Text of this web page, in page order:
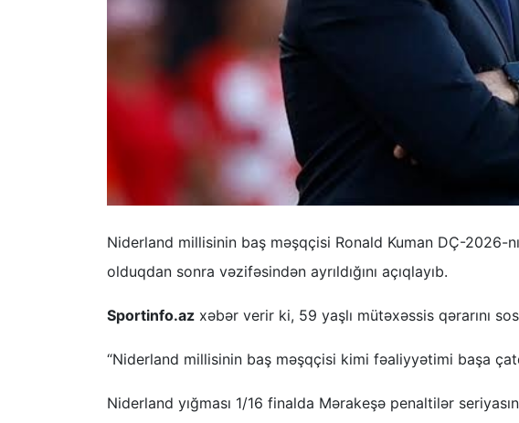
Niderland millisinin baş məşqçisi Ronald Kuman DÇ-2026-
olduqdan sonra vəzifəsindən ayrıldığını açıqlayıb.
Sportinfo.az xəbər verir ki, 59 yaşlı mütəxəssis qərarını
“Niderland millisinin baş məşqçisi kimi fəaliyyətimi başa
Niderland yığması 1/16 finalda Mərakeşə penaltilər